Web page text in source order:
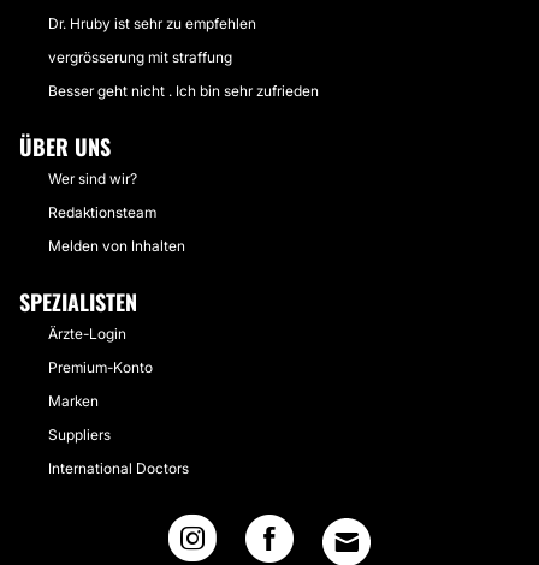
Dr. Hruby ist sehr zu empfehlen
vergrösserung mit straffung
Besser geht nicht . Ich bin sehr zufrieden
ÜBER UNS
Wer sind wir?
Redaktionsteam
Melden von Inhalten
SPEZIALISTEN
Ärzte-Login
Premium-Konto
Marken
Suppliers
International Doctors